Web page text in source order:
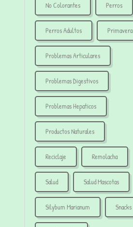
No Colorantes Perros
Perros Adultos Primavera
Problemas Articulares
Problemas Digestivos
Problemas Hepaticos
Productos Naturales
Reciclaje Remolacha
Salud Salud Mascotas
Silybum Marianum Snacks